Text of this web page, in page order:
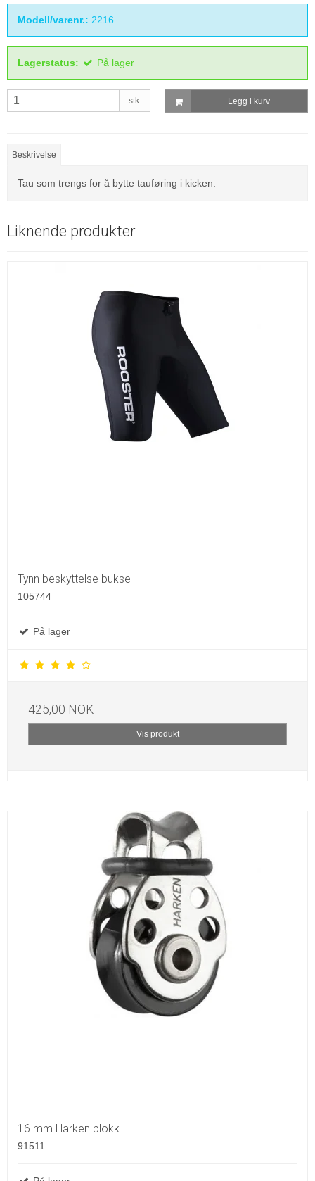
Modell/varenr.: 2216
Lagerstatus: På lager
stk. Legg i kurv
Beskrivelse
Tau som trengs for å bytte tauføring i kicken.
Liknende produkter
Tynn beskyttelse bukse
105744
På lager
425,00 NOK
Vis produkt
16 mm Harken blokk
91511